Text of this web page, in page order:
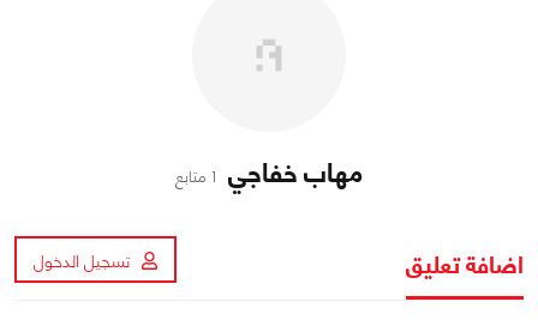
مهاب خفاجي 1 متابع
اضافة تعليق تسجيل الدخول